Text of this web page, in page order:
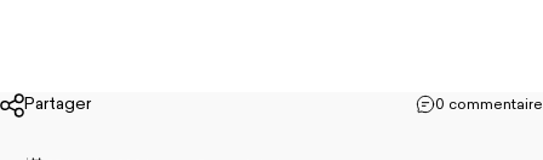
Partager 0 commentaire